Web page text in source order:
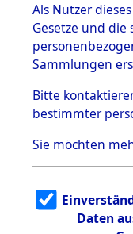
Effekten
1.2.9.1
Effekten
dem KZ
Dachau
1.2.9.2
Effekten
dem KZ
1.2.9.3
Effekten
dem KZ
Als Nutzer
Gesetze und
Sammlungen
Bitte
bestimmter
Sie möchten
Daten